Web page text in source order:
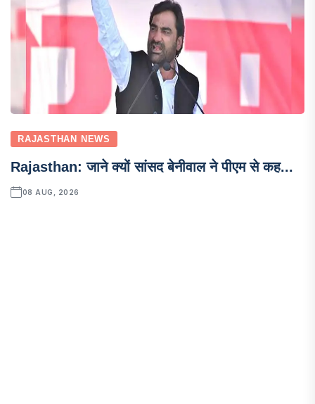
RAJASTHAN NEWS
Rajasthan: जाने क्यों सांसद बेनीवाल ने पीएम से कह...
08 AUG, 2026